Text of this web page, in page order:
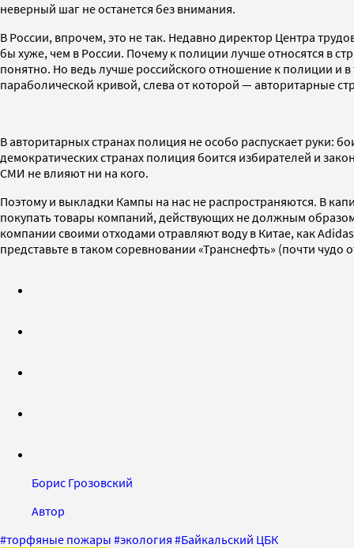
неверный шаг не останется без внимания.
В России, впрочем, это не так. Недавно директор Центра
бы хуже, чем в России. Почему к полиции лучше относятся в
понятно. Но ведь лучше российского отношение к полиции и
параболической кривой, слева от которой — авторитарные
В авторитарных странах полиция не особо распускает руки:
демократических странах полиция боится избирателей и
СМИ не влияют ни на кого.
Поэтому и выкладки Кампы на нас не распространяются. В
покупать товары компаний, действующих не должным
компании своими отходами отравляют воду в Китае, как
представьте в таком соревновании «Транснефть» (почти
Борис Грозовский
Автор
#торфяные пожары #экология #Байкальский ЦБК